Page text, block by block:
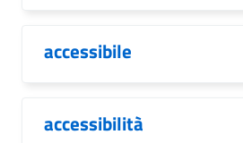
accessibile
accessibilità